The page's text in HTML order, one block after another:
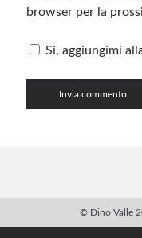
browser per la
Si, aggiungimi
© Dino Valle